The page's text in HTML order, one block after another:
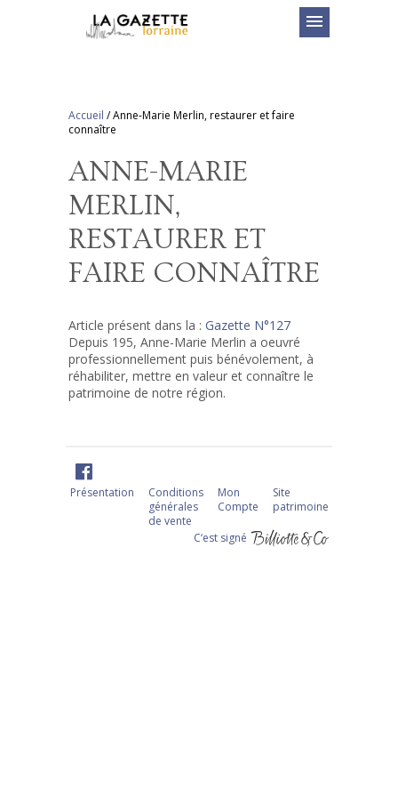
menu
Accueil /Anne-Marie Merlin, restaurer et faire
connaître
ANNE-MARIE
MERLIN,
RESTAURER ET
FAIRE CONNAÎTRE
Article présent dans la : Gazette N°127
Depuis 195, Anne-Marie Merlin a oeuvré
professionnellement puis bénévolement, à
réhabiliter, mettre en valeur et connaître le
patrimoine de notre région.
Présentation
Conditions
générales
de vente
Mon
Compte
Site
patrimoine
C‘est signé